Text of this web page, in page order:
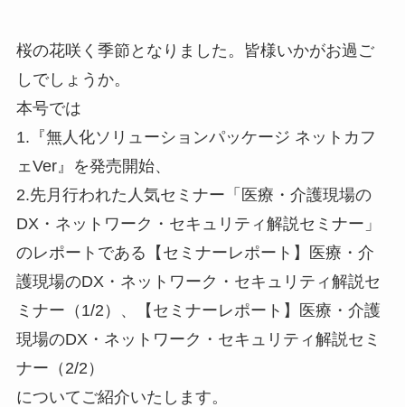
桜の花咲く季節となりました。皆様いかがお過ご
しでしょうか。
本号では
1.『無人化ソリューションパッケージ ネットカフ
ェVer』を発売開始、
2.先月行われた人気セミナー「医療・介護現場の
DX・ネットワーク・セキュリティ解説セミナー」
のレポートである【セミナーレポート】医療・介
護現場のDX・ネットワーク・セキュリティ解説セ
ミナー（1/2）、【セミナーレポート】医療・介護
現場のDX・ネットワーク・セキュリティ解説セミ
ナー（2/2）
についてご紹介いたします。